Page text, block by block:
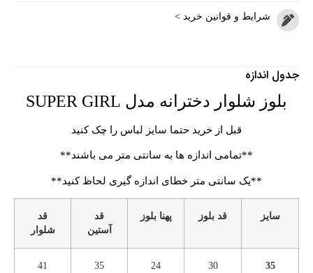
شرایط و قوانین خرید >
جدول اندازه
بلوز شلوار دخترانه مدل SUPER GIRL
قبل از خرید حتما سایز لباس را چک کنید
**تمامی اندازه ها به سانتی متر می باشند**
**یک سانتی متر خطای اندازه گیری لحاظ کنید**
سایز قد بلوز پهنا بلوز
قد
آستین
قد
شلوار
35
30
24
35
41